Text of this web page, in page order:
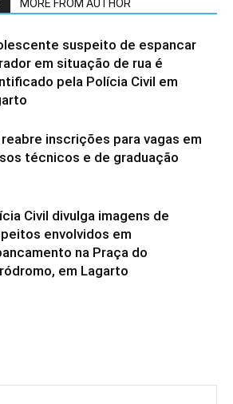
MORE FROM AUTHOR
suspeito de espancar
em situação de rua é
pela Polícia Civil em
reabre inscrições para vagas em
técnicos e de graduação
Civil divulga imagens de
envolvidos em
na Praça do
em Lagarto